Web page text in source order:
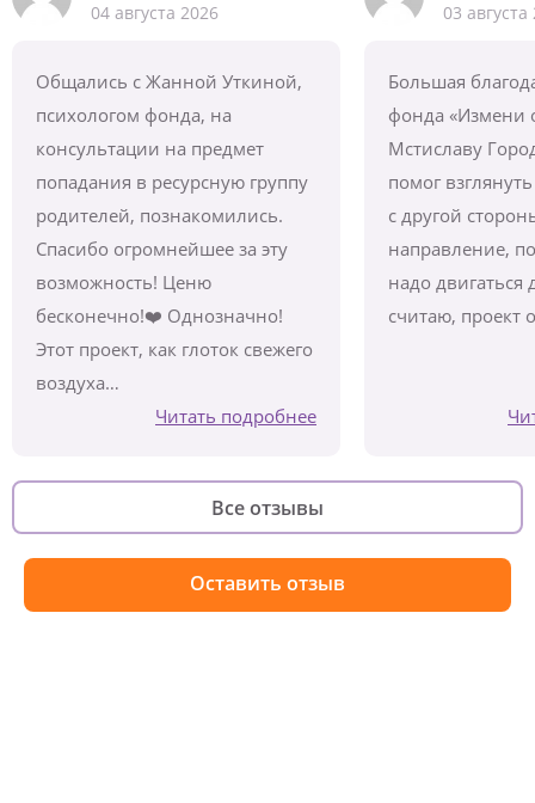
04 августа 2026
Общались с Жанной Уткиной,
психологом фонда, на
консультации на предмет
попадания в ресурсную группу
родителей, познакомились.
Спасибо огромнейшее за эту
возможность! Ценю
бесконечно!❤️ Однозначно!
Этот проект, как глоток свежего
воздуха…
Читать подробнее
03 августа
Большая
фонда «Измени
Мстиславу
помог
с другой
направление,
надо двигаться
считаю, проект
Все отзывы
Оставить отзыв